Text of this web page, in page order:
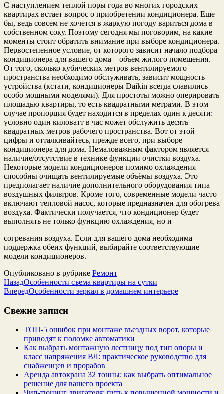
С наступлением теплой поры года во многих городских
квартирах встает вопрос о приобретении кондиционера. Еще
бы, ведь совсем не хочется в жаркую погоду вариться дома в
собственном соку. Поэтому сегодня мы поговорим, на какие
моменты стоит обратить внимание при выборе кондиционера.
Первостепенное условие, от которого зависит начало подбора
кондиционера для вашего дома – объем жилого помещения.
От того, сколько кубических метров вентилируемого
пространства необходимо обслуживать, зависит мощность
устройства (кстати, кондиционеры Daikin всегда славились
особо мощными моделями). Для простоты можно оперировать
площадью квартиры, то есть квадратными метрами. В этом
случае пропорция будет находится в пределах один к десяти:
условно один киловатт в час может обслужить десять
квадратных метров рабочего пространства. Вот от этой
цифры и отталкивайтесь, прежде всего, при выборе
кондиционера для дома. Немаловажным фактором является
наличие/отсутствие в технике функции очистки воздуха.
Некоторые модели кондиционеров помимо охлаждения
способны очищать вентилируемые объёмы воздуха. Это
предполагает наличие дополнительного оборудования типа
воздушных фильтров. Кроме того, современные модели часто
включают тепловой насос, которые предназначен для обогрева
воздуха. Фактически получается, что кондиционер будет
выполнять не только функцию охлаждения, но и
согревания воздуха. Если для вашего дома необходима
поддержка обеих функций, выбирайте соответствующие
модели кондиционеров.
Опубликовано в рубрике Ремонт
НазадОсобенности съема квартиры на сутки
ВпередОсобенности зеркал в домашнем интерьере
Свежие записи
ТОП-5 ошибок при монтаже въездных ворот, которые
приводят к поломке автоматики
Как выбрать монтажную лестницу под тип опоры и
класс напряжения ВЛ: практическое руководство для
снабженцев и прорабов
Аренда автокрана 32 тонны: как выбрать оптимальное
решение для вашего проекта